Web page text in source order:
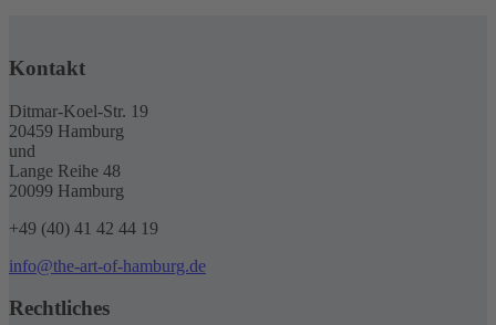
Kontakt
Ditmar-Koel-Str. 19
20459 Hamburg
und
Lange Reihe 48
20099 Hamburg
+49 (40) 41 42 44 19
info@the-art-of-hamburg.de
Rechtliches